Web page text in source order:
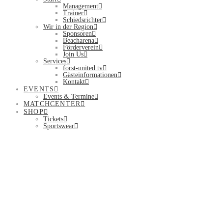
Management
Trainer
Schiedsrichter
Wir in der Region
Sponsoren
Beacharena
Förderverein
Join Us
Services
forst-united.tv
Gästeinformationen
Kontakt
EVENTS
Events & Termine
MATCHCENTER
SHOP
Tickets
Sportswear